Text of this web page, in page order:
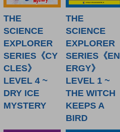
THE
SCIENCE
EXPLORER
SERIES《CY
CLES》
LEVEL 4 ~
DRY ICE
MYSTERY
THE
SCIENCE
EXPLORER
SERIES《EN
ERGY》
LEVEL 1 ~
THE WITCH
KEEPS A
BIRD